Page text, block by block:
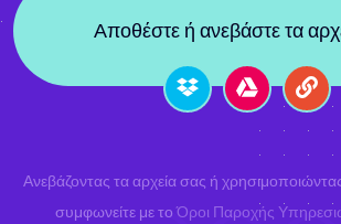
Αποθέστε ή ανεβάστε τα
Ανεβάζοντας τα αρχεία σας ή
συμφωνείτε με τοΌροι Παροχής